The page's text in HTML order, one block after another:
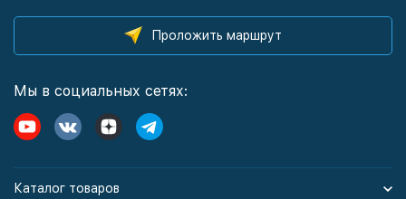
Проложить маршрут
Мы в социальных сетях:
Каталог товаров